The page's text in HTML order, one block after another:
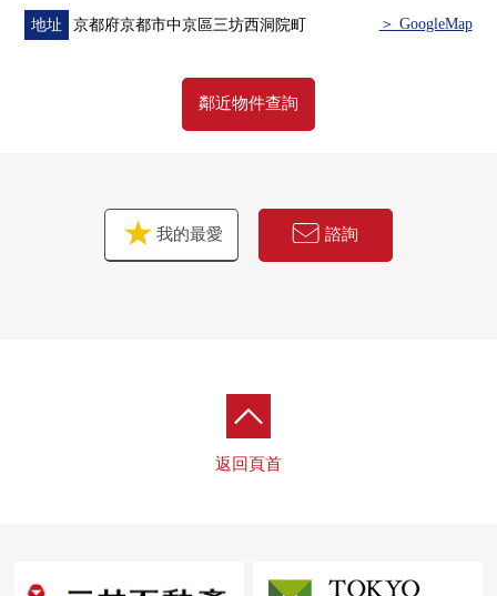
地址 京都府京都市中京區三坊西洞院町 ＞ GoogleMap
鄰近物件查詢
我的最愛 諮詢
返回頁首